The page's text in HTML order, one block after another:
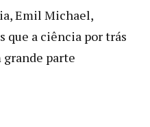
Emil Michael,
que a ciência por trás
grande parte